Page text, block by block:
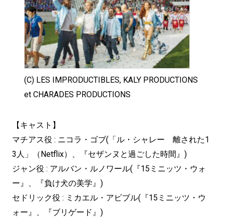
(C) LES IMPRODUCTIBLES, KALY PRODUCTIONS
et CHARADES PRODUCTIONS
【キャスト】
マチアス役 : ニコラ・ゴブ(「ル・シャレー 離された1
3人」（Netflix）、『セザンヌと過ごした時間』)
ジャン役 : アルバン・ルノワール(『15ミニッツ・ウォ
ー』、『負け犬の美学』)
セドリック役 : ミカエル・アビブル(『15ミニッツ・ウ
ォー』、『ブリゲード』)